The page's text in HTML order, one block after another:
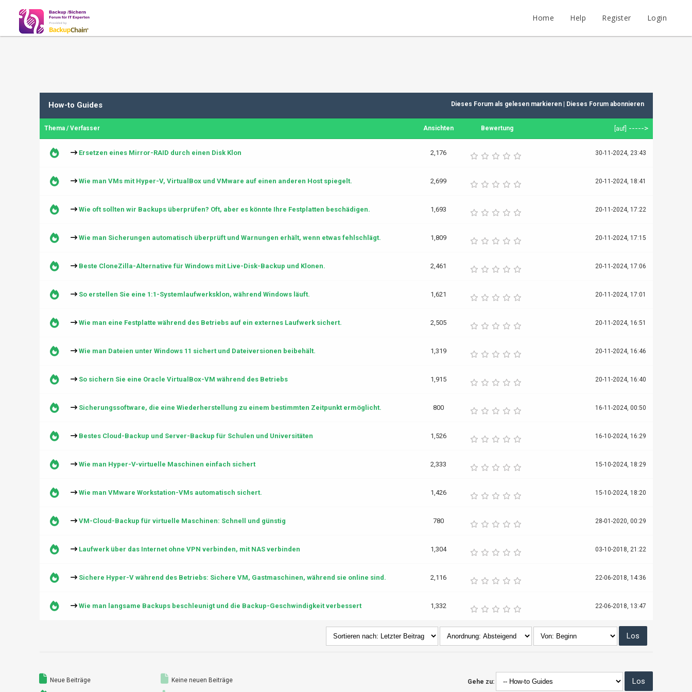
Home Help Register Login
Dieses Forum als gelesen markieren| Dieses Forum abonnieren
How-to Guides
Thema/Verfasser Ansichten Bewertung auf] ----->
Ersetzen eines Mirror-RAID durch einen Disk Klon 2,176 30-11-2024, 23:43
Wie man VMs mit Hyper-V, VirtualBox und VMware auf einen anderen Host spiegelt. 2,699 20-11-2024, 18:41
Wie oft sollten wir Backups überprüfen? Oft, aber es könnte Ihre Festplatten beschädigen. 1,693 20-11-2024, 17:22
Wie man Sicherungen automatisch überprüft und Warnungen erhält, wenn etwas fehlschlägt. 1,809 20-11-2024, 17:15
Beste CloneZilla-Alternative für Windows mit Live-Disk-Backup und Klonen. 2,461 20-11-2024, 17:06
So erstellen Sie eine 1:1-Systemlaufwerksklon, während Windows läuft. 1,621 20-11-2024, 17:01
Wie man eine Festplatte während des Betriebs auf ein externes Laufwerk sichert. 2,505 20-11-2024, 16:51
Wie man Dateien unter Windows 11 sichert und Dateiversionen beibehält. 1,319 20-11-2024, 16:46
So sichern Sie eine Oracle VirtualBox-VM während des Betriebs 1,915 20-11-2024, 16:40
Sicherungssoftware, die eine Wiederherstellung zu einem bestimmten Zeitpunkt ermöglicht. 800 16-11-2024, 00:50
Bestes Cloud-Backup und Server-Backup für Schulen und Universitäten 1,526 16-10-2024, 16:29
Wie man Hyper-V-virtuelle Maschinen einfach sichert 2,333 15-10-2024, 18:29
Wie man VMware Workstation-VMs automatisch sichert. 1,426 15-10-2024, 18:20
VM-Cloud-Backup für virtuelle Maschinen: Schnell und günstig 780 28-01-2020, 00:29
Laufwerk über das Internet ohne VPN verbinden, mit NAS verbinden 1,304 03-10-2018, 21:22
Sichere Hyper-V während des Betriebs: Sichere VM, Gastmaschinen, während sie online sind. 2,116 22-06-2018, 14:36
Wie man langsame Backups beschleunigt und die Backup-Geschwindigkeit verbessert 1,332 22-06-2018, 13:47
Neue Beiträge Keine neuen Beiträge Gehe zu: